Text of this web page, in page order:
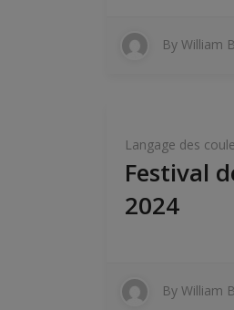
By William
Langage des
Festival
2024
By William